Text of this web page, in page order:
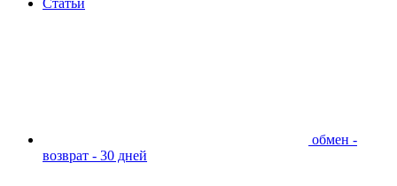
Статьи
обмен -
возврат - 30 дней